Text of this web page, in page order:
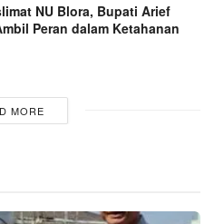
NU Blora, Bupati Arief
Peran dalam Ketahanan
MORE